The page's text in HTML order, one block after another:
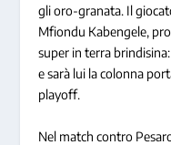
gli oro-granata. Il
Mfiondu Kabengele,
super in terra
e sarà lui la colonna
playoff.
Nel match contro